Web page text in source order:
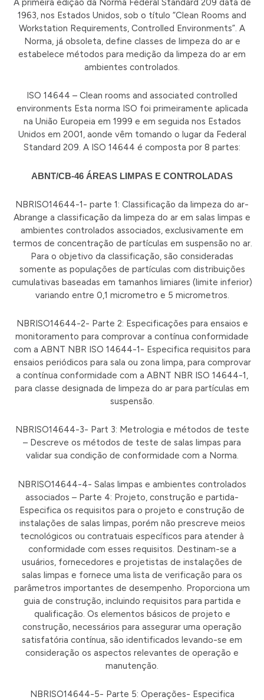
A primeira edição da Norma Federal Standard 209 data de
1963, nos Estados Unidos, sob o título “Clean Rooms and
Workstation Requirements, Controlled Environments”. A
Norma, já obsoleta, define classes de limpeza do ar e
estabelece métodos para medição da limpeza do ar em
ambientes controlados.
ISO 14644 – Clean rooms and associated controlled
environments Esta norma ISO foi primeiramente aplicada
na União Europeia em 1999 e em seguida nos Estados
Unidos em 2001, aonde vêm tomando o lugar da Federal
Standard 209. A ISO 14644 é composta por 8 partes:
ABNT/CB-46 ÁREAS LIMPAS E CONTROLADAS
NBRISO14644-1- parte 1: Classificação da limpeza do ar-
Abrange a classificação da limpeza do ar em salas limpas e
ambientes controlados associados, exclusivamente em
termos de concentração de partículas em suspensão no ar.
Para o objetivo da classificação, são consideradas
somente as populações de partículas com distribuições
cumulativas baseadas em tamanhos limiares (limite inferior)
variando entre 0,1 micrometro e 5 micrometros.
NBRISO14644-2- Parte 2: Especificações para ensaios e
monitoramento para comprovar a contínua conformidade
com a ABNT NBR ISO 14644-1- Especifica requisitos para
ensaios periódicos para sala ou zona limpa, para comprovar
a contínua conformidade com a ABNT NBR ISO 14644-1,
para classe designada de limpeza do ar para partículas em
suspensão.
NBRISO14644-3- Part 3: Metrologia e métodos de teste
– Descreve os métodos de teste de salas limpas para
validar sua condição de conformidade com a Norma.
NBRISO14644-4- Salas limpas e ambientes controlados
associados – Parte 4: Projeto, construção e partida-
Especifica os requisitos para o projeto e construção de
instalações de salas limpas, porém não prescreve meios
tecnológicos ou contratuais específicos para atender à
conformidade com esses requisitos. Destinam-se a
usuários, fornecedores e projetistas de instalações de
salas limpas e fornece uma lista de verificação para os
parâmetros importantes de desempenho. Proporciona um
guia de construção, incluindo requisitos para partida e
qualificação. Os elementos básicos de projeto e
construção, necessários para assegurar uma operação
satisfatória contínua, são identificados levando-se em
consideração os aspectos relevantes de operação e
manutenção.
NBRISO14644-5- Parte 5: Operações- Especifica